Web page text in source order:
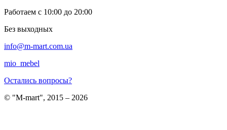
Работаем с 10:00 до 20:00
Без выходных
info@m-mart.com.ua
mio_mebel
Остались вопросы?
© "M-mart", 2015 – 2026